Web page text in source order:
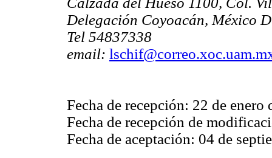
Delegación Coyoacán, México
Tel 54837338
email:
Fecha de recepción: 22 de enero
Fecha de recepción de
Fecha de aceptación: 04 de